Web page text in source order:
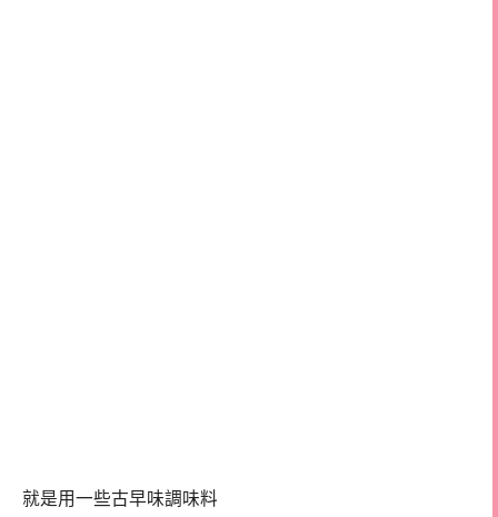
就是用一些古早味調味料